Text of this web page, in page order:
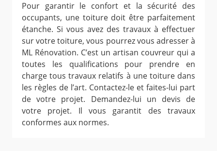
Pour garantir le confort et la sécurité des
occupants, une toiture doit être parfaitement
étanche. Si vous avez des travaux à effectuer
sur votre toiture, vous pourrez vous adresser à
ML Rénovation. C’est un artisan couvreur qui a
toutes les qualifications pour prendre en
charge tous travaux relatifs à une toiture dans
les règles de l’art. Contactez-le et faites-lui part
de votre projet. Demandez-lui un devis de
votre projet. Il vous garantit des travaux
conformes aux normes.